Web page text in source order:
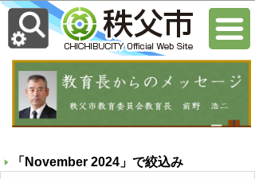
「 November 2024 」で絞込み